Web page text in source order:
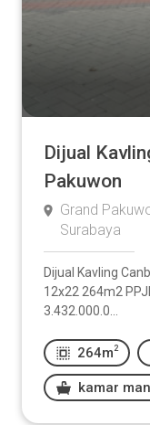
Dijual
Pakuwon
Grand
Surabaya
Dijual Kavling
12x22 264m2
3.432.000.0...
264m 2
kamar